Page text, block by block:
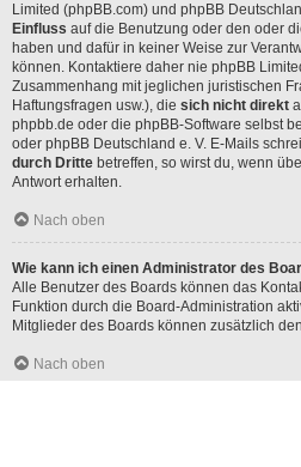
Limited (phpBB.com) und phpBB
Einfluss auf die Benutzung oder den oder
haben und dafür in keiner Weise zur
können. Kontaktiere daher nie phpBB
Zusammenhang mit jeglichen juristischen
Haftungsfragen usw.), die sich nicht direkt
phpbb.de oder die phpBB-Software selbst
oder phpBB Deutschland e. V. E-Mails
durch Dritte betreffen, so wirst du, wenn
Antwort erhalten.
Nach oben
Wie kann ich einen Administrator des
Alle Benutzer des Boards können das
Funktion durch die Board-Administration
Mitglieder des Boards können zusätzlich
Nach oben